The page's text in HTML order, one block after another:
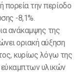
πορεία την περίοδο
-8,1%.
ανάκαμψης της
οριακή αύξηση
κυρίως λόγω της
υλικών